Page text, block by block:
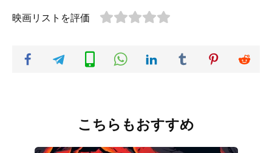
映画リストを評価
こちらもおすすめ